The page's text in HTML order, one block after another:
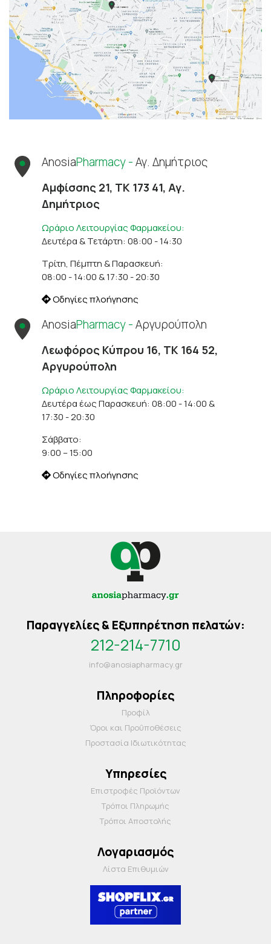
AnosiaPharmacy -Αγ. Δημήτριος
Αμφίσσης 21, ΤΚ 173 41, Αγ.
Δημήτριος
Ωράριο Λειτουργίας Φαρμακείου:
Δευτέρα & Τετάρτη: 08:00 - 14:30
Τρίτη, Πέμπτη & Παρασκευή:
08:00 - 14:00 & 17:30 - 20:30
Οδηγίες πλοήγησης
AnosiaPharmacy -Αργυρούπολη
Λεωφόρος Κύπρου 16, ΤΚ 164 52,
Αργυρούπολη
Ωράριο Λειτουργίας Φαρμακείου:
Δευτέρα έως Παρασκευή: 08:00 - 14:00 &
17:30 - 20:30
Σάββατο:
9:00 – 15:00
Οδηγίες πλοήγησης
Παραγγελίες & Εξυπηρέτηση πελατών:
212-214-7710
info@anosiapharmacy.gr
Πληροφορίες
Προφίλ
Όροι και Προΰποθέσεις
Προστασία Ιδιωτικότητας
Υπηρεσίες
Επιστροφές Προϊόντων
Τρόποι Πληρωμής
Τρόποι Αποστολής
Λογαριασμός
Λίστα Επιθυμιών